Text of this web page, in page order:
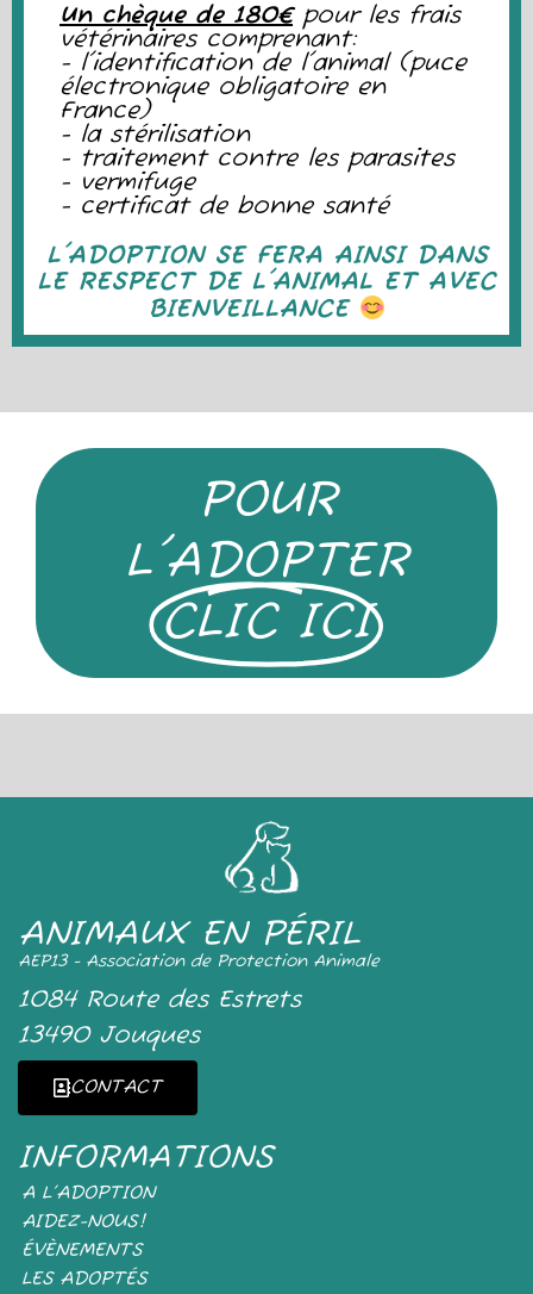
Un chèque de 180€pour les frais
vétérinaires comprenant:
- l'identification de l'animal (puce
électronique obligatoire en
France)
- la stérilisation
- traitement contre les parasites
- vermifuge
- certificat de bonne santé
L'ADOPTION SE FERA AINSI DANS
LE RESPECT DE L'ANIMAL ET AVEC
BIENVEILLANCE
POUR
L'ADOPTER
CLIC ICI
ANIMAUX EN PÉRIL
AEP13 - Association de Protection Animale
1084 Route des Estrets
13490 Jouques
CONTACT
INFORMATIONS
A L’ADOPTION
AIDEZ-NOUS!
ÉVÈNEMENTS
LES ADOPTÉS